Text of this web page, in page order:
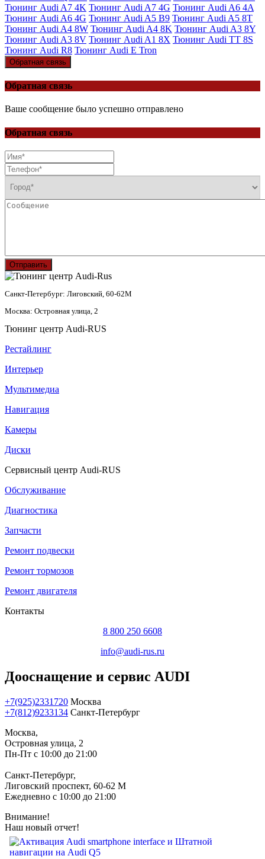
Тюнинг Audi A7 4K Тюнинг Audi A7 4G Тюнинг Audi A6 4A
Тюнинг Audi A6 4G Тюнинг Audi A5 B9 Тюнинг Audi A5 8T
Тюнинг Audi A4 8W Тюнинг Audi A4 8K Тюнинг Audi A3 8Y
Тюнинг Audi A3 8V Тюнинг Audi A1 8X Тюнинг Audi TT 8S
Тюнинг Audi R8 Тюнинг Audi E Tron
Обратная связь
Обратная связь
Ваше сообщение было успешно отправлено
Обратная связь
Отправить
Санкт-Петербург: Лиговский, 60-62М
Москва: Островная улица, 2
Тюнинг центр Audi-RUS
Рестайлинг
Интерьер
Мультимедиа
Навигация
Камеры
Диски
Сервисный центр Audi-RUS
Обслуживание
Диагностика
Запчасти
Ремонт подвески
Ремонт тормозов
Ремонт двигателя
Контакты
8 800 250 6608
info@audi-rus.ru
Дооснащение и сервис AUDI
+7(925)2331720 Москва
+7(812)9233134 Санкт-Петербург
Москва,
Островная улица, 2
Пн-Пт с 10:00 до 21:00
Санкт-Петербург,
Лиговский проспект, 60-62 М
Ежедневно с 10:00 до 21:00
Внимание!
Наш новый отчет!